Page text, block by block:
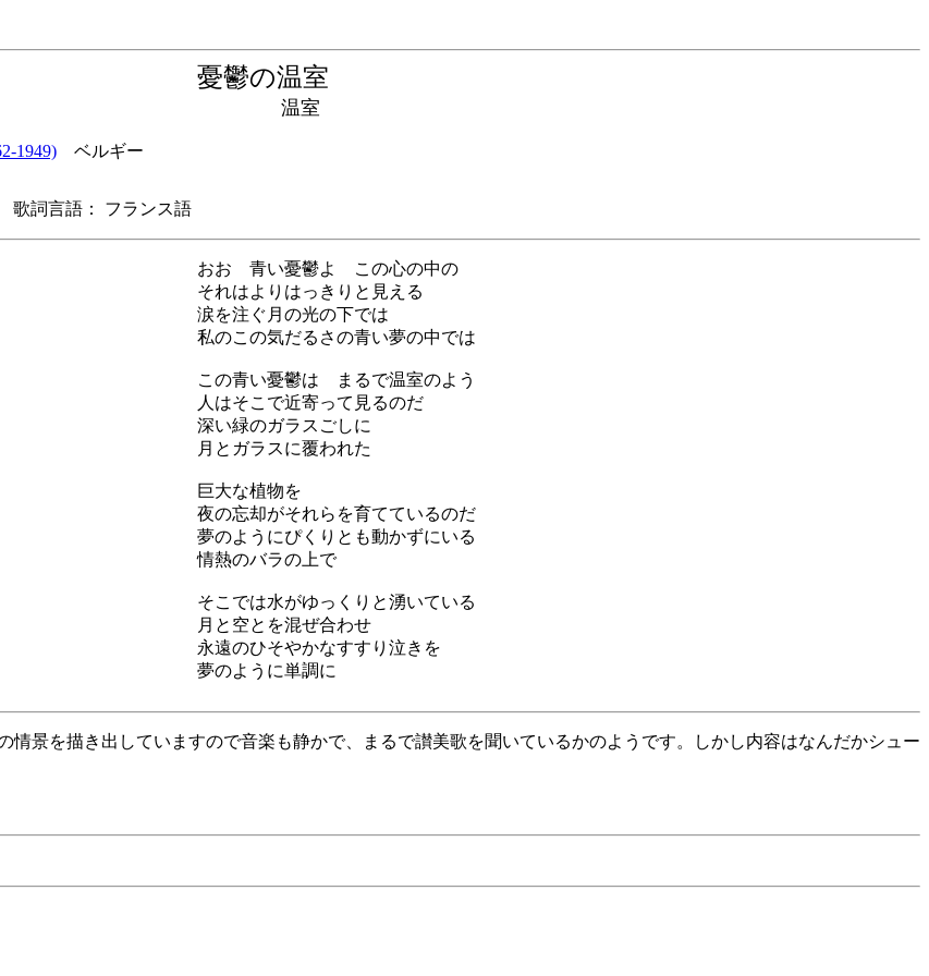
憂鬱の温室
温室
1949) ベルギー
言語： フランス語
おお 青い憂鬱よ この心の中の
それはよりはっきりと見える
涙を注ぐ月の光の下では
私のこの気だるさの青い夢の中では
この青い憂鬱は まるで温室のよう
人はそこで近寄って見るのだ
深い緑のガラスごしに
月とガラスに覆われた
巨大な植物を
夜の忘却がそれらを育てているのだ
夢のようにぴくりとも動かずにいる
情熱のバラの上で
そこでは水がゆっくりと湧いている
月と空とを混ぜ合わせ
永遠のひそやかなすすり泣きを
夢のように単調に
景を描き出していますので音楽も静かで、まるで讃美歌を聞いているかのようです。しかし内容はなんだかシュー